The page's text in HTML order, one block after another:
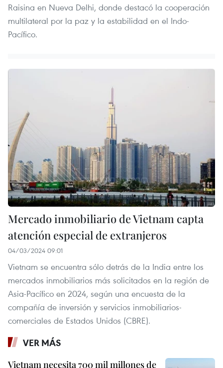
Raisina en Nueva Delhi, donde destacó la cooperación
multilateral por la paz y la estabilidad en el Indo-
Pacífico.
Mercado inmobiliario de Vietnam capta
atención especial de extranjeros
04/03/2024 09:01
Vietnam se encuentra sólo detrás de la India entre los
mercados inmobiliarios más solicitados en la región de
Asia-Pacífico en 2024, según una encuesta de la
compañía de inversión y servicios inmobiliarios-
comerciales de Estados Unidos (CBRE).
VER MÁS
Vietnam necesita 700 mil millones de